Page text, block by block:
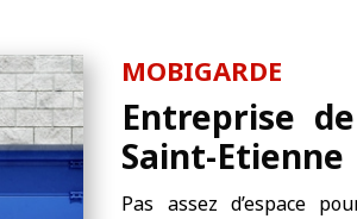
MOBIGARDE
Entreprise
Saint-Etienne
Pas assez d’espace